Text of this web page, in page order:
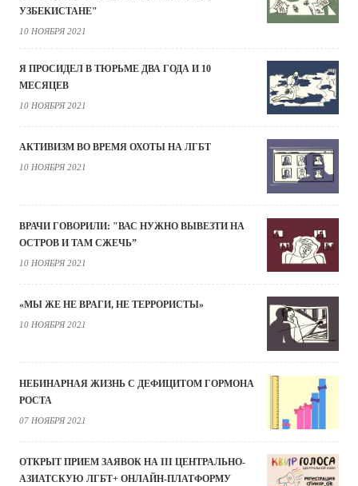
УЗБЕКИСТАНЕ"
10 НОЯБРЯ 2021
Я ПРОСИДЕЛ В ТЮРЬМЕ ДВА ГОДА И 10
МЕСЯЦЕВ
10 НОЯБРЯ 2021
АКТИВИЗМ ВО ВРЕМЯ ОХОТЫ НА ЛГБТ
10 НОЯБРЯ 2021
ВРАЧИ ГОВОРИЛИ: "ВАС НУЖНО ВЫВЕЗТИ НА
ОСТРОВ И ТАМ СЖЕЧЬ”
10 НОЯБРЯ 2021
«МЫ ЖЕ НЕ ВРАГИ, НЕ ТЕРРОРИСТЫ»
10 НОЯБРЯ 2021
НЕБИНАРНАЯ ЖИЗНЬ С ДЕФИЦИТОМ ГОРМОНА
РОСТА
07 НОЯБРЯ 2021
ОТКРЫТ ПРИЕМ ЗАЯВОК НА III ЦЕНТРАЛЬНО-
АЗИАТСКУЮ ЛГБТ+ ОНЛАЙН-ПЛАТФОРМУ